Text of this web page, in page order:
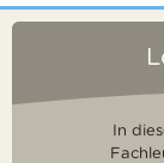
In